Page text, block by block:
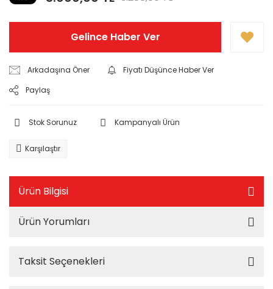
Gelince Haber Ver
Arkadaşına Öner
Fiyatı Düşünce Haber Ver
Paylaş
Stok Sorunuz Kampanyalı Ürün
Karşılaştır
Ürün Bilgisi
Ürün Yorumları
Taksit Seçenekleri